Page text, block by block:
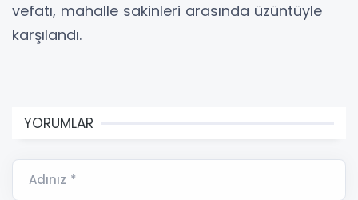
vefatı, mahalle sakinleri arasında üzüntüyle
karşılandı.
YORUMLAR
Adınız *